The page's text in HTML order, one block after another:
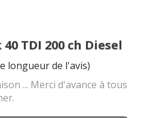
TDI 200 ch Diesel
longueur de l'avis)
... Merci d'avance à tous